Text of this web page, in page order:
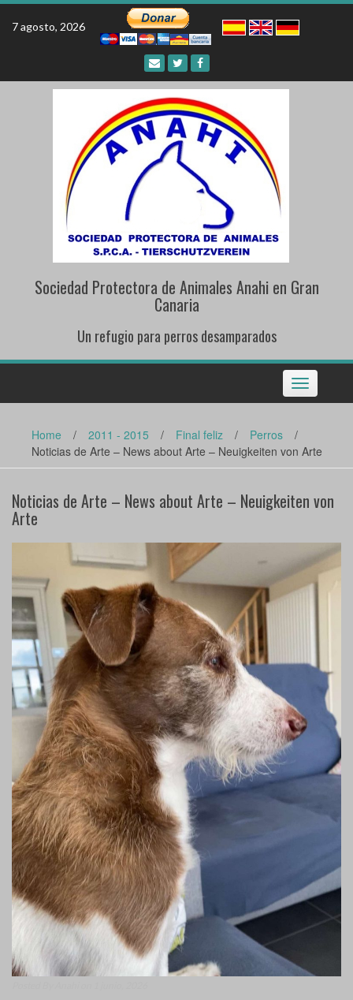
Skip
7 agosto, 2026
Sociedad Protectora de Animales Anahi en Gran
Canaria
Un refugio para perros desamparados
Toggle
navigation
Home / 2011 - 2015 / Final feliz / Perros
/
Noticias de Arte – News about Arte – Neuigkeiten von Arte
Noticias de Arte – News about Arte – Neuigkeiten von
Arte